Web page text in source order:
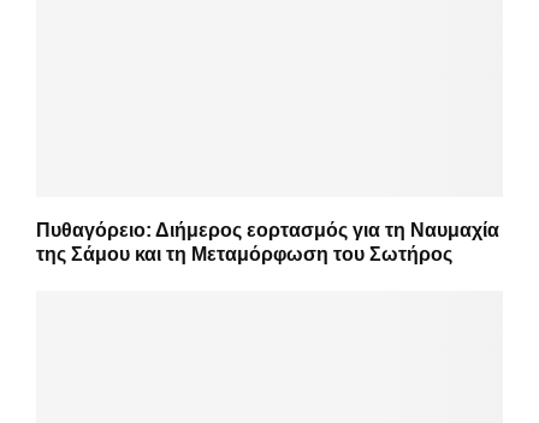
Πυθαγόρειο: Διήμερος εορτασμός για τη Ναυμαχία
της Σάμου και τη Μεταμόρφωση του Σωτήρος